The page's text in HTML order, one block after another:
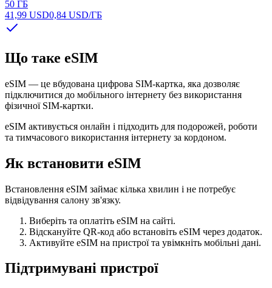
50 ГБ
41,99 USD0,84 USD/ГБ
Що таке eSIM
eSIM — це вбудована цифрова SIM-картка, яка дозволяє
підключитися до мобільного інтернету без використання
фізичної SIM-картки.
eSIM активується онлайн і підходить для подорожей, роботи
та тимчасового використання інтернету за кордоном.
Як встановити eSIM
Встановлення eSIM займає кілька хвилин і не потребує
відвідування салону зв'язку.
Виберіть та оплатіть eSIM на сайті.
Відскануйте QR-код або встановіть eSIM через додаток.
Активуйте eSIM на пристрої та увімкніть мобільні дані.
Підтримувані пристрої